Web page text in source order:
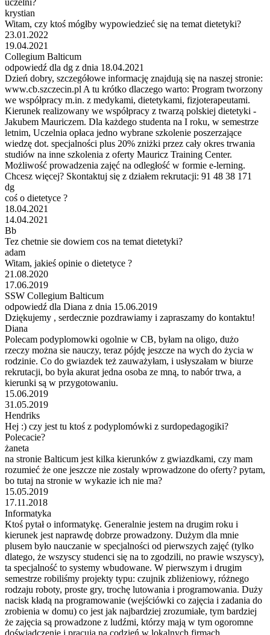
krystian
Witam, czy ktoś mógłby wypowiedzieć się na temat dietetyki?
23.01.2022
19.04.2021
Collegium Balticum
odpowiedź dla dg z dnia 18.04.2021
Dzień dobry, szczegółowe informację znajdują się na naszej stronie:
www.cb.szczecin.pl A tu krótko dlaczego warto: Program tworzony
we współpracy m.in. z medykami, dietetykami, fizjoterapeutami.
Kierunek realizowany we współpracy z twarzą polskiej dietetyki -
Jakubem Mauriczem. Dla każdego studenta na I roku, w semestrze
letnim, Uczelnia opłaca jedno wybrane szkolenie poszerzające
wiedzę dot. specjalności plus 20% zniżki przez cały okres trwania
studiów na inne szkolenia z oferty Mauricz Training Center.
Możliwość prowadzenia zajęć na odległość w formie e-lerning.
Chcesz więcej? Skontaktuj się z działem rekrutacji: 91 48 38 171
dg
coś o dietetyce ?
18.04.2021
14.04.2021
Bb
Tez chetnie sie dowiem cos na temat dietetyki?
adam
Witam, jakieś opinie o dietetyce ?
21.08.2020
17.06.2019
SSW Collegium Balticum
odpowiedź dla Diana z dnia 15.06.2019
Dziękujemy , serdecznie pozdrawiamy i zapraszamy do kontaktu!
Diana
Polecam podyplomowki ogolnie w CB, byłam na oligo, dużo
rzeczy można sie nauczy, teraz pójdę jeszcze na wych do życia w
rodzinie. Co do gwiazdek też zauważyłam, i usłyszałam w biurze
rekrutacji, bo była akurat jedna osoba ze mną, to nabór trwa, a
kierunki są w przygotowaniu.
15.06.2019
31.05.2019
Hendriks
Hej :) czy jest tu ktoś z podyplomówki z surdopedagogiki?
Polecacie?
żaneta
na stronie Balticum jest kilka kierunków z gwiazdkami, czy mam
rozumieć że one jeszcze nie zostaly wprowadzone do oferty? pytam,
bo tutaj na stronie w wykazie ich nie ma?
15.05.2019
17.11.2018
Informatyka
Ktoś pytał o informatykę. Generalnie jestem na drugim roku i
kierunek jest naprawdę dobrze prowadzony. Dużym dla mnie
plusem było nauczanie w specjalności od pierwszych zajęć (tylko
dlatego, że wszyscy studenci się na to zgodzili, no prawie wszyscy),
ta specjalność to systemy wbudowane. W pierwszym i drugim
semestrze robiliśmy projekty typu: czujnik zbliżeniowy, różnego
rodzaju roboty, proste gry, trochę lutowania i programowania. Duży
nacisk kładą na programowanie (wejściówki co zajęcia i zadania do
zrobienia w domu) co jest jak najbardziej zrozumiałe, tym bardziej
że zajęcia są prowadzone z ludźmi, którzy mają w tym ogoromne
doświadczenie i pracują na codzień w lokalnych firmach